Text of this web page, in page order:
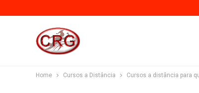
Home Cursos a Distância Cursos a distância para